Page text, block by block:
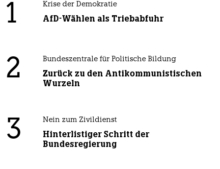
1 Krise der Demokratie
AfD-Wählen als Triebabfuhr
2 Bundeszentrale für Politische Bildung
Zurück zu den Antikommunistischen
Wurzeln
3 Nein zum Zivildienst
Hinterlistiger Schritt der
Bundesregierung